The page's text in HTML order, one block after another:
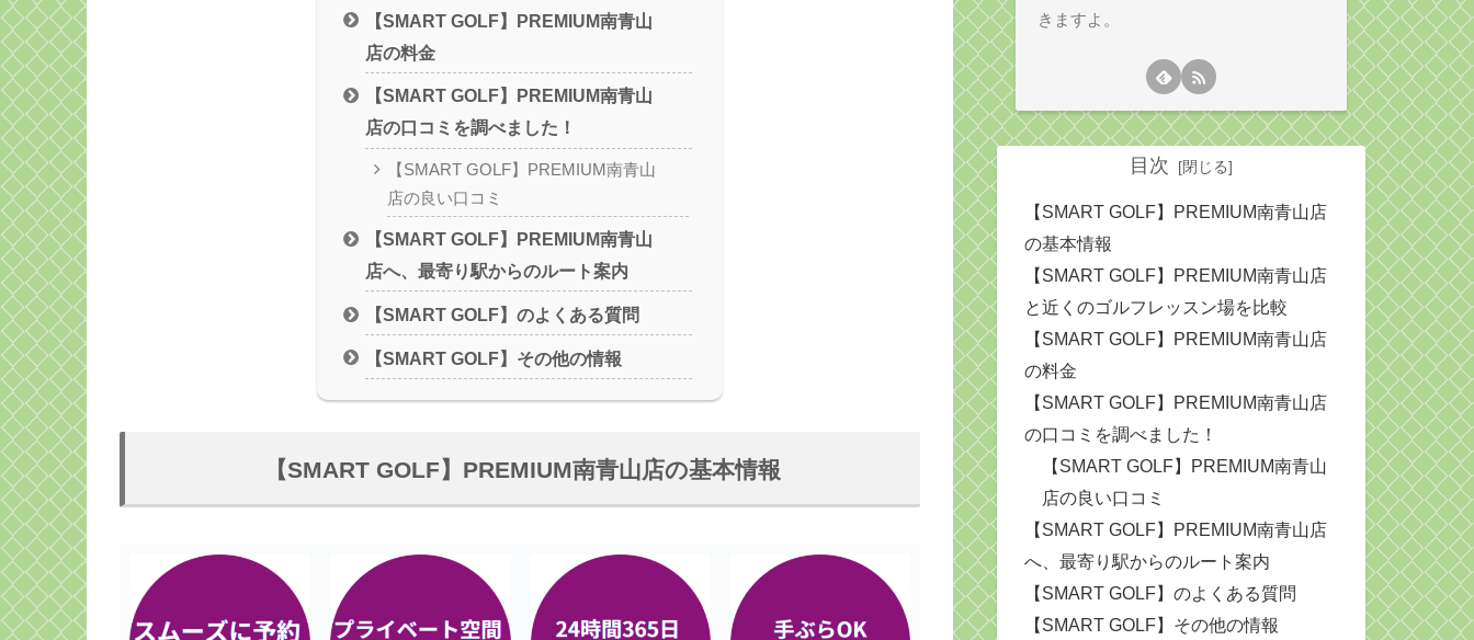
【SMART GOLF】PREMIUM南青山
店の料金
【SMART GOLF】PREMIUM南青山
店の口コミを調べました！
【SMART GOLF】PREMIUM南青山
店の良い口コミ
【SMART GOLF】PREMIUM南青山
店へ、最寄り駅からのルート案内
【SMART GOLF】のよくある質問
【SMART GOLF】その他の情報
【SMART GOLF】PREMIUM南青山店の基本情報
きますよ。
目次
【SMART GOLF】PREMIUM南青山店
の基本情報
【SMART GOLF】PREMIUM南青山店
と近くのゴルフレッスン場を比較
【SMART GOLF】PREMIUM南青山店
の料金
【SMART GOLF】PREMIUM南青山店
の口コミを調べました！
【SMART GOLF】PREMIUM南青山
店の良い口コミ
【SMART GOLF】PREMIUM南青山店
へ、最寄り駅からのルート案内
【SMART GOLF】のよくある質問
【SMART GOLF】その他の情報